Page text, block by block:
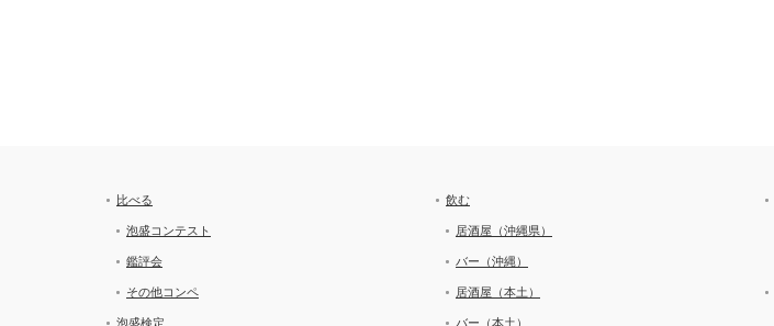
比べる
泡盛コンテスト
鑑評会
その他コンペ
泡盛検定
飲む
居酒屋（沖縄県）
バー（沖縄）
居酒屋（本土）
バー（本土）